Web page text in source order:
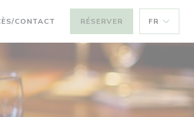
CONTACT RÉSERVER FR